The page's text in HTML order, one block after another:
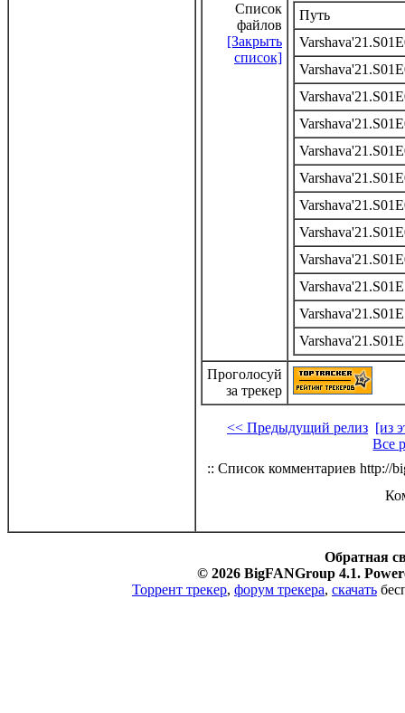
Список
файлов
[Закрыть
список]
Путь
Проголосуй
за трекер
<< Предыдущий релиз [из
Все
:: Список комментариев http://
Обратная
© 2026 BigFANGroup 4.1.
Торрент трекер, форум трекера, скачать